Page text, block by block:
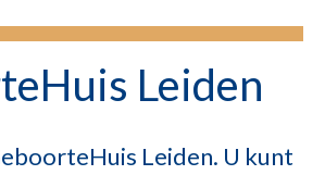
Leiden
Leiden. U kunt